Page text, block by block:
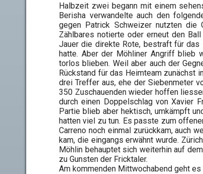
Halbzeit zwei begann mit einem
Berisha verwandelte auch den
gegen Patrick Schweizer nutzten
Zählbares notierte oder erneut den
Jauer die direkte Rote, bestraft für das
hatte. Aber der Möhliner Angriff blieb
torlos blieben. Weil aber auch der
Rückstand für das Heimteam zunächst
drei Treffer aus, ehe der Siebenmeter
350 Zuschauenden wieder hoffen
durch einen Doppelschlag von Xavier
Partie blieb aber hektisch, umkämpft
hatten viel zu tun. Es passte zum
Carreno noch einmal zurückkam, auch
kam, die eingangs erwähnt wurde.
Möhlin behauptet sich weiterhin auf
zu Gunsten der Fricktaler.
Am kommenden Mittwochabend geht